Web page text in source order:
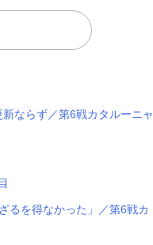
ならず／第6戦カタルーニャ
るを得なかった」／第6戦カ